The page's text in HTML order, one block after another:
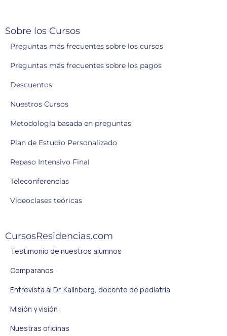
Sobre los Cursos
Preguntas más frecuentes sobre los cursos
Preguntas más frecuentes sobre los pagos
Descuentos
Nuestros Cursos
Metodología basada en preguntas
Plan de Estudio Personalizado
Repaso Intensivo Final
Teleconferencias
Videoclases teóricas
CursosResidencias.com
Testimonio de nuestros alumnos
Comparanos
Entrevista al Dr. Kalinberg, docente de pediatría
Misión y visión
Nuestras oficinas